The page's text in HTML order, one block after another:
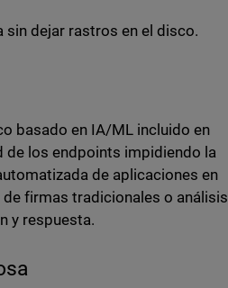
dejar rastros en el disco.
basado en IA/ML incluido en
de los endpoints impidiendo la
de aplicaciones en
firmas tradicionales o análisis
y respuesta.